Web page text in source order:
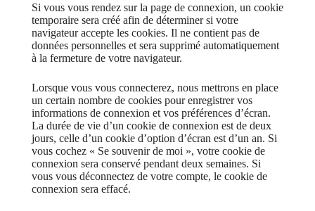
Si vous vous rendez sur la page de connexion, un cookie
temporaire sera créé afin de déterminer si votre
navigateur accepte les cookies. Il ne contient pas de
données personnelles et sera supprimé automatiquement
à la fermeture de votre navigateur.
Lorsque vous vous connecterez, nous mettrons en place
un certain nombre de cookies pour enregistrer vos
informations de connexion et vos préférences d’écran.
La durée de vie d’un cookie de connexion est de deux
jours, celle d’un cookie d’option d’écran est d’un an. Si
vous cochez « Se souvenir de moi », votre cookie de
connexion sera conservé pendant deux semaines. Si
vous vous déconnectez de votre compte, le cookie de
connexion sera effacé.